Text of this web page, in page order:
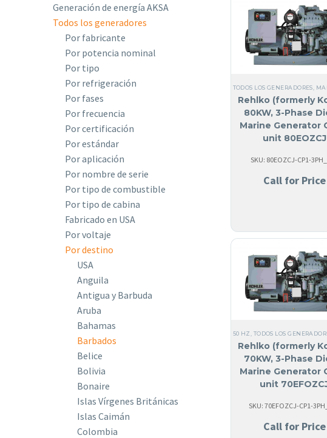
Generación de energía AKSA
Todos los generadores
Por fabricante
Por potencia nominal
Por tipo
Por refrigeración
Por fases
Por frecuencia
Por certificación
Por estándar
Por aplicación
Por nombre de serie
Por tipo de combustible
Por tipo de cabina
Fabricado en USA
Por voltaje
Por destino
USA
Anguila
Antigua y Barbuda
Aruba
Bahamas
Barbados
Belice
Bolivia
Bonaire
Islas Vírgenes Británicas
Islas Caimán
Colombia
TODOS LOS GENERADORES
Rehlko (formerly
80KW, 3-Phase
Marine Generator
unit 80EOZCJ
SKU: 80EOZCJ-CP1-
Call for Price
50 HZ TODOS LOS
Rehlko (formerly
70KW, 3-Phase
Marine Generator
unit
SKU: 70EFOZCJ-CP1-
Call for Price